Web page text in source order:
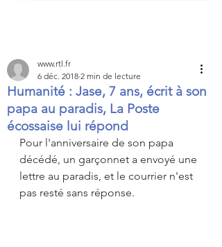
Humanité : Jase, 7 ans, écrit à son
papa au paradis, La Poste
écossaise lui répond
www.rtl.fr
6 déc. 2018 2 min de lecture
Pour l'anniversaire de son papa
décédé, un garçonnet a envoyé une
lettre au paradis, et le courrier n'est
pas resté sans réponse.